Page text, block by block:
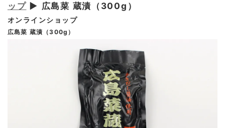
ップ ▶ 広島菜 蔵漬（300g）
オンラインショップ
広島菜 蔵漬（300g）